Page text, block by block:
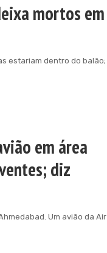
mortos em
estariam dentro do balão;
em área
diz
Um avião da Air